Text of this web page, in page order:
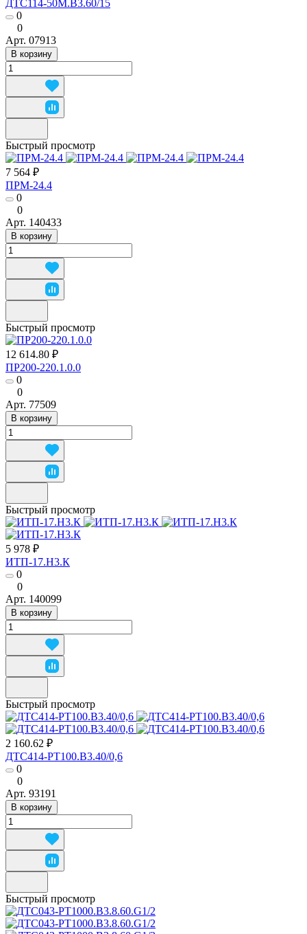
ДТС114-50М.В3.60/15
0
0
Арт. 07913
В корзину
Быстрый просмотр
7 564 ₽
ПРМ-24.4
0
0
Арт. 140433
В корзину
Быстрый просмотр
12 614.80 ₽
ПР200-220.1.0.0
0
0
Арт. 77509
В корзину
Быстрый просмотр
5 978 ₽
ИТП-17.Н3.К
0
0
Арт. 140099
В корзину
Быстрый просмотр
2 160.62 ₽
ДТС414-РТ100.В3.40/0,6
0
0
Арт. 93191
В корзину
Быстрый просмотр